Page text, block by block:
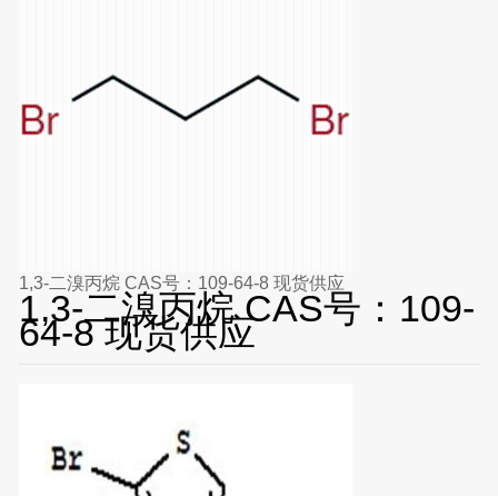
1,3-二溴丙烷 CAS号：109-64-8 现货供应
1,3-二溴丙烷 CAS号：109-
64-8 现货供应